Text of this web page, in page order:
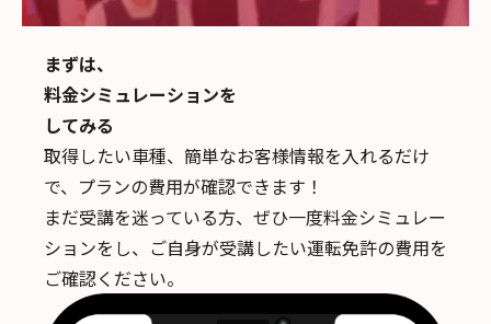
まずは、
料金シミュレーションを
してみる
取得したい車種、簡単なお客様情報を入れるだけ
で、 プランの費用が確認できます！
まだ受講を迷っている方、ぜひ一度料金シミュレー
ションをし、ご自身が受講したい運転免許の費用を
ご確認ください。